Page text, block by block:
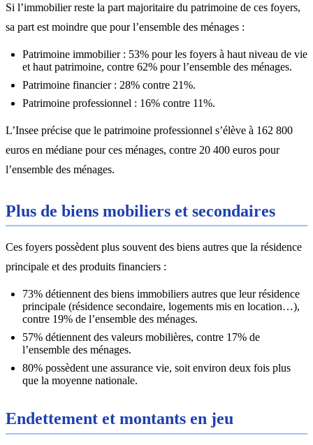
Si l’immobilier reste la part majoritaire du patrimoine de ces foyers,
sa part est moindre que pour l’ensemble des ménages :
Patrimoine immobilier : 53% pour les foyers à haut niveau de vie
et haut patrimoine, contre 62% pour l’ensemble des ménages.
Patrimoine financier : 28% contre 21%.
Patrimoine professionnel : 16% contre 11%.
L’Insee précise que le patrimoine professionnel s’élève à 162 800
euros en médiane pour ces ménages, contre 20 400 euros pour
l’ensemble des ménages.
Plus de biens mobiliers et secondaires
Ces foyers possèdent plus souvent des biens autres que la résidence
principale et des produits financiers :
73% détiennent des biens immobiliers autres que leur résidence
principale (résidence secondaire, logements mis en location…),
contre 19% de l’ensemble des ménages.
57% détiennent des valeurs mobilières, contre 17% de
l’ensemble des ménages.
80% possèdent une assurance vie, soit environ deux fois plus
que la moyenne nationale.
Endettement et montants en jeu